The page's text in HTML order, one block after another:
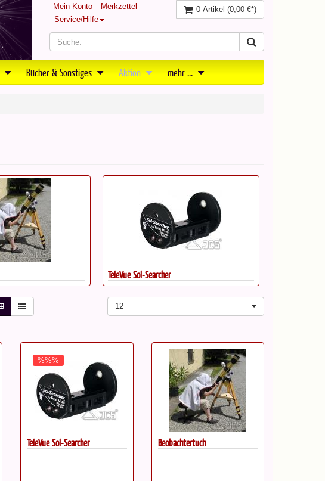
Mein Konto
Merkzettel
Service/Hilfe
0 Artikel (0,00 €*)
Bücher & Sonstiges Aktion mehr ...
TeleVue Sol-Searcher
12
%%%
TeleVue Sol-Searcher Beobachtertuch